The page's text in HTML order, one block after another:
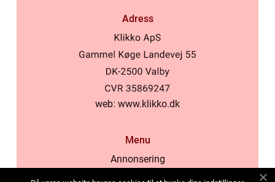
Adress
web: www.klikko.dk
Menu
Annonsering